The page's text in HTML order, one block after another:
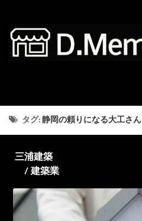
タグ:静岡の頼りになる大工さん
三浦建築
/ 建築業